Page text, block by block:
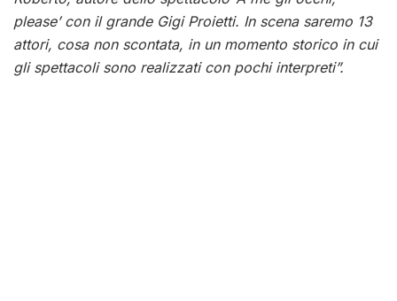
please’ con il grande Gigi Proietti. In scena saremo 13
attori, cosa non scontata, in un momento storico in cui
gli spettacoli sono realizzati con pochi interpreti”.